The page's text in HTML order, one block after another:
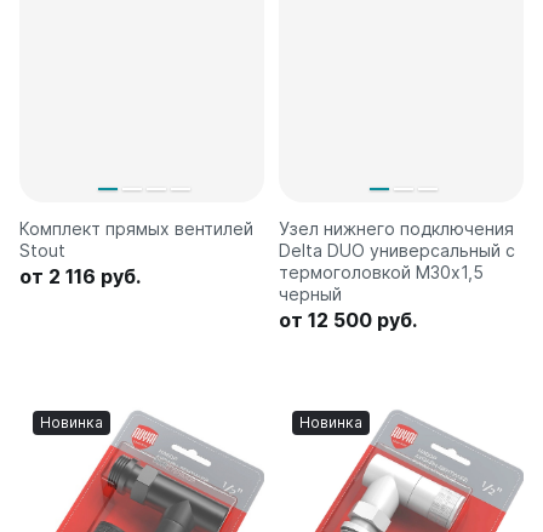
Комплект прямых вентилей
Stout
от 2 116 руб.
Узел нижнего подключения
Delta DUO универсальный с
термоголовкой М30х1,5
черный
от 12 500 руб.
Новинка Новинка